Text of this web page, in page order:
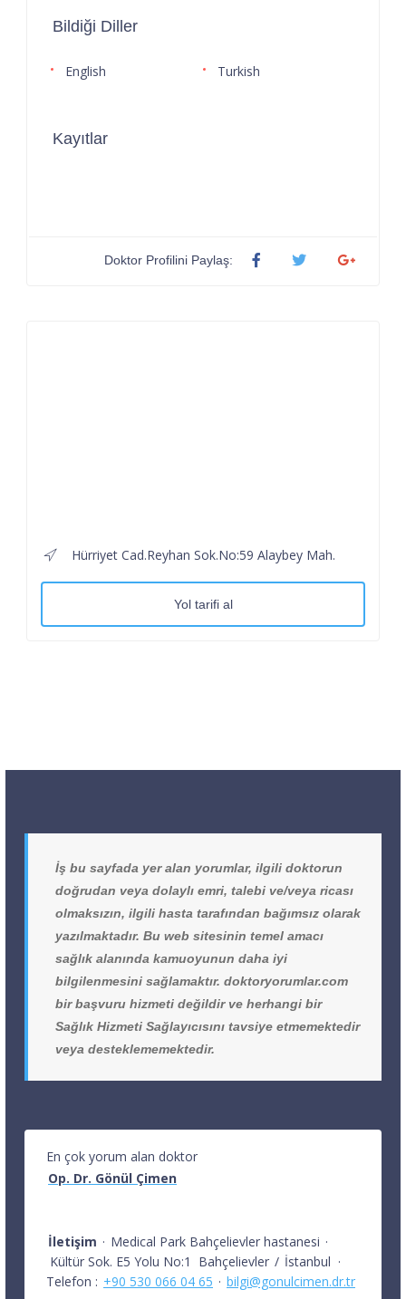
Bildiği Diller
English Turkish
Kayıtlar
Doktor Profilini Paylaş:
Hürriyet Cad.Reyhan Sok.No:59 Alaybey Mah.
Yol tarifi al
İş bu sayfada yer alan yorumlar, ilgili doktorun
doğrudan veya dolaylı emri, talebi ve/veya ricası
olmaksızın, ilgili hasta tarafından bağımsız olarak
yazılmaktadır. Bu web sitesinin temel amacı
sağlık alanında kamuoyunun daha iyi
bilgilenmesini sağlamaktır. doktoryorumlar.com
bir başvuru hizmeti değildir ve herhangi bir
Sağlık Hizmeti Sağlayıcısını tavsiye etmemektedir
veya desteklememektedir.
En çok yorum alan doktor
Op. Dr. Gönül Çimen
İletişim · Medical Park Bahçelievler hastanesi ·
Kültür Sok. E5 Yolu No:1
Bahçelievler / İstanbul ·
Telefon : +90 530 066 04 65 · bilgi@gonulcimen.dr.tr